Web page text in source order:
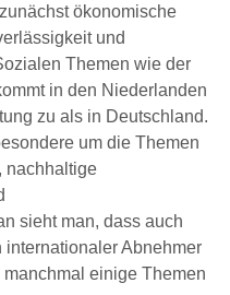
ökonomische
und
Themen wie der
in den Niederlanden
zu als in Deutschland.
um die Themen
nachhaltige
sieht man, dass auch
Abnehmer
einige Themen